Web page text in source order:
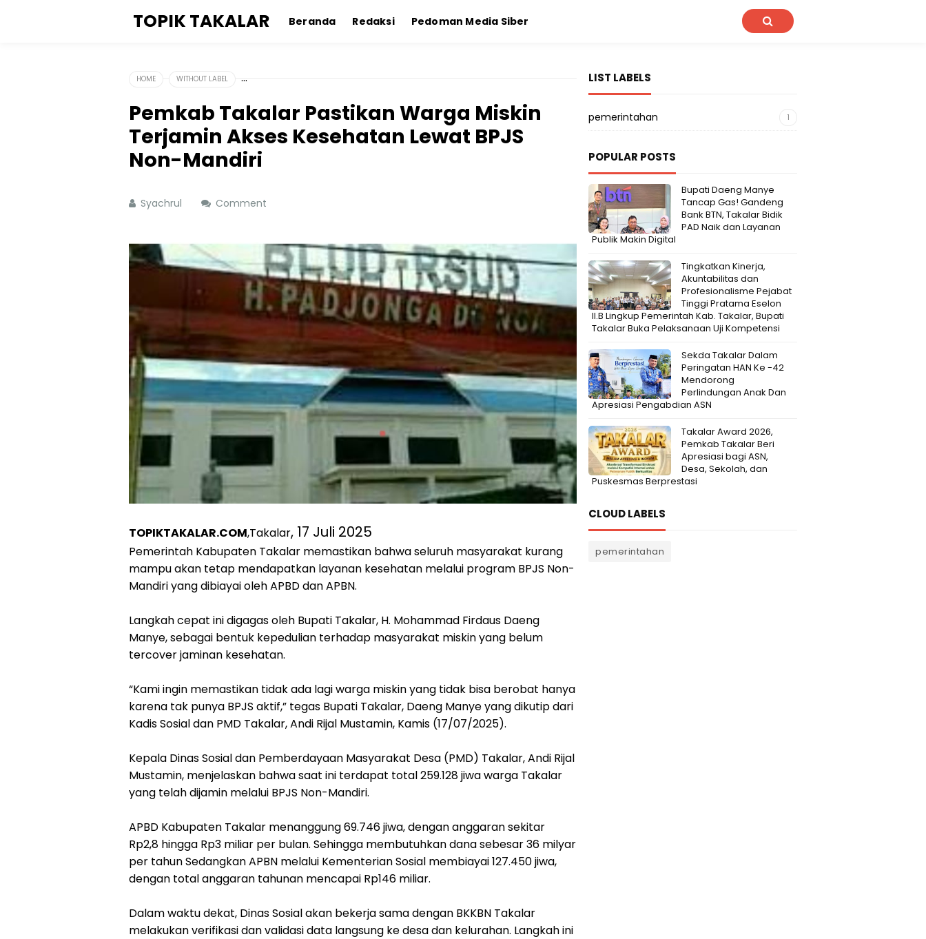
TOPIK TAKALAR Beranda Redaksi Pedoman Media Siber
HOME WITHOUT LABEL
Pemkab Takalar Pastikan Warga Miskin
Terjamin Akses Kesehatan Lewat BPJS
Non-Mandiri
Syachrul Comment
TOPIKTAKALAR.COM,Takalar, 17 Juli 2025
Pemerintah Kabupaten Takalar memastikan bahwa seluruh masyarakat kurang
mampu akan tetap mendapatkan layanan kesehatan melalui program BPJS Non-
Mandiri yang dibiayai oleh APBD dan APBN.
Langkah cepat ini digagas oleh Bupati Takalar, H. Mohammad Firdaus Daeng
Manye, sebagai bentuk kepedulian terhadap masyarakat miskin yang belum
tercover jaminan kesehatan.
“Kami ingin memastikan tidak ada lagi warga miskin yang tidak bisa berobat hanya
karena tak punya BPJS aktif,” tegas Bupati Takalar, Daeng Manye yang dikutip dari
Kadis Sosial dan PMD Takalar, Andi Rijal Mustamin, Kamis (17/07/2025).
Kepala Dinas Sosial dan Pemberdayaan Masyarakat Desa (PMD) Takalar, Andi Rijal
Mustamin, menjelaskan bahwa saat ini terdapat total 259.128 jiwa warga Takalar
yang telah dijamin melalui BPJS Non-Mandiri.
APBD Kabupaten Takalar menanggung 69.746 jiwa, dengan anggaran sekitar
Rp2,8 hingga Rp3 miliar per bulan. Sehingga membutuhkan dana sebesar 36 milyar
per tahun Sedangkan APBN melalui Kementerian Sosial membiayai 127.450 jiwa,
dengan total anggaran tahunan mencapai Rp146 miliar.
Dalam waktu dekat, Dinas Sosial akan bekerja sama dengan BKKBN Takalar
melakukan verifikasi dan validasi data langsung ke desa dan kelurahan. Langkah ini
LIST LABELS
pemerintahan 1
POPULAR POSTS
Bupati Daeng Manye
Tancap Gas! Gandeng
Bank BTN, Takalar Bidik
PAD Naik dan Layanan
Publik Makin Digital
Tingkatkan Kinerja,
Akuntabilitas dan
Profesionalisme Pejabat
Tinggi Pratama Eselon
II.B Lingkup Pemerintah Kab. Takalar, Bupati
Takalar Buka Pelaksanaan Uji Kompetensi
Sekda Takalar Dalam
Peringatan HAN Ke -42
Mendorong
Perlindungan Anak Dan
Apresiasi Pengabdian ASN
Takalar Award 2026,
Pemkab Takalar Beri
Apresiasi bagi ASN,
Desa, Sekolah, dan
Puskesmas Berprestasi
CLOUD LABELS
pemerintahan